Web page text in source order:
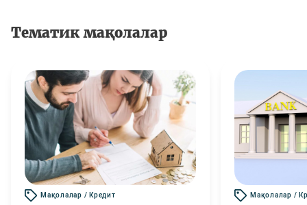
Тематик мақолалар
Мақолалар / Кредит Мақолалар /